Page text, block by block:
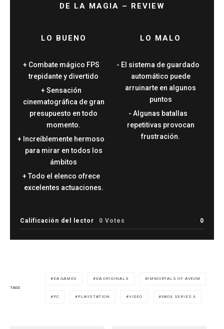
DE LA MAGIA – REVIEW
Calificación del lector 0 Votes 0
LO BUENO
Combate mágico FPS
trepidante y divertido
Sensación
cinematográfica de gran
presupuesto en todo
momento.
Increíblemente hermoso
para mirar en todos los
ámbitos
Todo el elenco ofrece
excelentes actuaciones.
LO MALO
El sistema de guardado
automático puede
arruinarte en algunos
puntos
Algunas batallas
repetitivas provocan
frustración.
TAGS
EA GAMES EA ORIGINALS IMMORTALS OF AVEUM
PC PLAYSTATION VIDEO XBOX SERIES X